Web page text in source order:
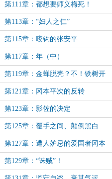
第111章：都想要师义梅死！
第113章：“妇人之仁”
第115章：咬钩的张安平
第117章：年（中）
第119章：金蝉脱壳？不！铁树开
花！
第121章：冈本平次的反转
第123章：影佐的决定
第125章：覆手之间、颠倒黑白
（中）
第127章：遭人妒忌的爱国者冈本
平次
第129章：“诛贼”！